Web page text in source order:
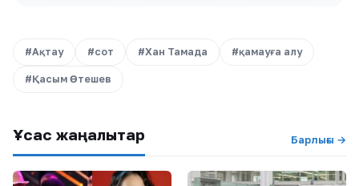
#Ақтау #сот #Хан Тамада #қамауға алу
#Қасым Өтешев
Ұқсас жаңалықтар Барлығы →